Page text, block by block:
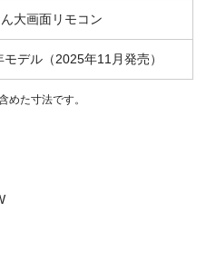
大画面リモコン
デル（2025年11月発売）
めた寸法です。